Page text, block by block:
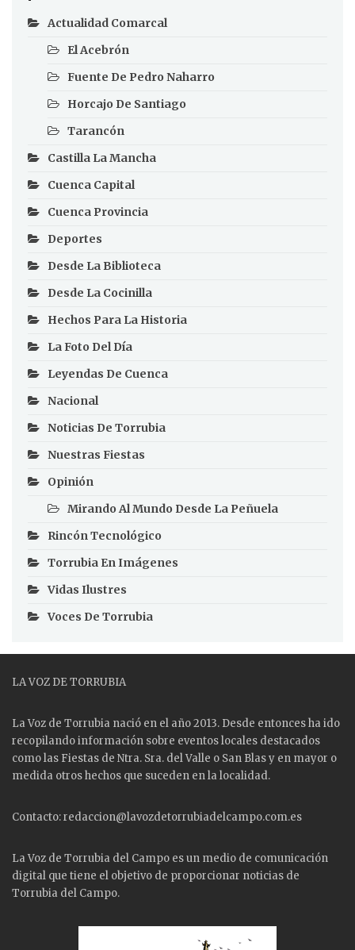
Actualidad Comarcal
El Acebrón
Fuente De Pedro Naharro
Horcajo De Santiago
Tarancón
Castilla La Mancha
Cuenca Capital
Cuenca Provincia
Deportes
Desde La Biblioteca
Desde La Cocinilla
Hechos Para La Historia
La Foto Del Día
Leyendas De Cuenca
Nacional
Noticias De Torrubia
Nuestras Fiestas
Opinión
Mirando Al Mundo Desde La Peñuela
Rincón Tecnológico
Torrubia En Imágenes
Vidas Ilustres
Voces De Torrubia
LA VOZ DE TORRUBIA
La Voz de Torrubia nació en el año 2013. Desde entonces ha ido
recopilando información sobre eventos locales destacados
como las Fiestas de Ntra. Sra. del Valle o San Blas y en mayor o
medida otros hechos que suceden en la localidad.
Contacto: redaccion@lavozdetorrubiadelcampo.com.es
La Voz de Torrubia del Campo es un medio de comunicación
digital que tiene el objetivo de proporcionar noticias de
Torrubia del Campo.